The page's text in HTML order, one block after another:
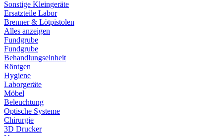
Sonstige Kleingeräte
Ersatzteile Labor
Brenner & Lötpistolen
Alles anzeigen
Fundgrube
Fundgrube
Behandlungseinheit
Röntgen
Hygiene
Laborgeräte
Möbel
Beleuchtung
Optische Systeme
Chirurgie
3D Drucker